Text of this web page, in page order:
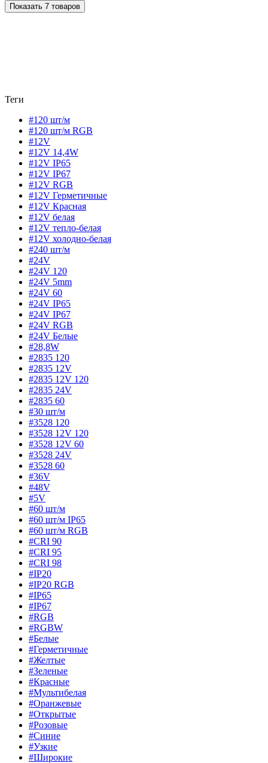
Показать 7 товаров
Теги
#120 шт/м
#120 шт/м RGB
#12V
#12V 14,4W
#12V IP65
#12V IP67
#12V RGB
#12V Герметичные
#12V Красная
#12V белая
#12V тепло-белая
#12V холодно-белая
#240 шт/м
#24V
#24V 120
#24V 5mm
#24V 60
#24V IP65
#24V IP67
#24V RGB
#24V Белые
#28,8W
#2835 120
#2835 12V
#2835 12V 120
#2835 24V
#2835 60
#30 шт/м
#3528 120
#3528 12V 120
#3528 12V 60
#3528 24V
#3528 60
#36V
#48V
#5V
#60 шт/м
#60 шт/м IP65
#60 шт/м RGB
#CRI 90
#CRI 95
#CRI 98
#IP20
#IP20 RGB
#IP65
#IP67
#RGB
#RGBW
#Белые
#Герметичные
#Желтые
#Зеленые
#Красные
#Мультибелая
#Оранжевые
#Открытые
#Розовые
#Синие
#Узкие
#Широкие